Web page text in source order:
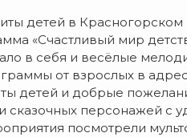
детей в Красногорском
«Счастливый мир
в себя и весёлые
от взрослых в
детей и добрые
персонажей с
посмотрели